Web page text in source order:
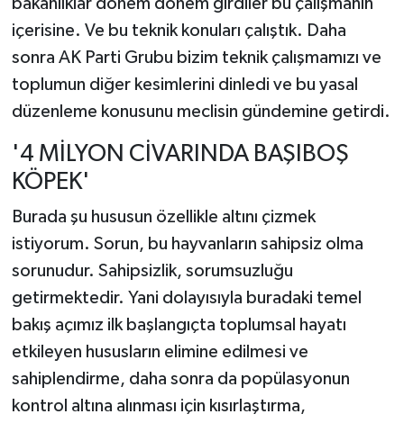
içerisine. Ve bu teknik konuları çalıştık. Daha
sonra AK Parti Grubu bizim teknik çalışmamızı ve
toplumun diğer kesimlerini dinledi ve bu yasal
düzenleme konusunu meclisin gündemine getirdi.
'4 MİLYON CİVARINDA BAŞIBOŞ
KÖPEK'
Burada şu hususun özellikle altını çizmek
istiyorum. Sorun, bu hayvanların sahipsiz olma
sorunudur. Sahipsizlik, sorumsuzluğu
getirmektedir. Yani dolayısıyla buradaki temel
bakış açımız ilk başlangıçta toplumsal hayatı
etkileyen hususların elimine edilmesi ve
sahiplendirme, daha sonra da popülasyonun
kontrol altına alınması için kısırlaştırma,